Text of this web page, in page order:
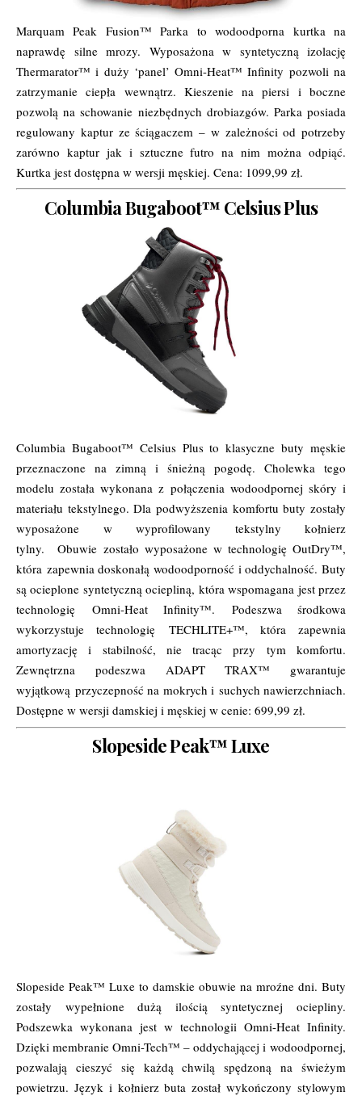
Marquam Peak Fusion™ Parka to wodoodporna kurtka na
naprawdę silne mrozy. Wyposażona w syntetyczną izolację
Thermarator™ i duży ‘panel’ Omni-Heat™ Infinity pozwoli na
zatrzymanie ciepła wewnątrz. Kieszenie na piersi i boczne
pozwolą na schowanie niezbędnych drobiazgów. Parka posiada
regulowany kaptur ze ściągaczem – w zależności od potrzeby
zarówno kaptur jak i sztuczne futro na nim można odpiąć.
Kurtka jest dostępna w wersji męskiej. Cena: 1099,99 zł.
Columbia Bugaboot™ Celsius Plus
Columbia Bugaboot™ Celsius Plus to klasyczne buty męskie
przeznaczone na zimną i śnieżną pogodę. Cholewka tego
modelu została wykonana z połączenia wodoodpornej skóry i
materiału tekstylnego. Dla podwyższenia komfortu buty zostały
wyposażone w wyprofilowany tekstylny kołnierz
tylny. Obuwie zostało wyposażone w technologię OutDry™,
która zapewnia doskonałą wodoodporność i oddychalność. Buty
są ocieplone syntetyczną ociepliną, która wspomagana jest przez
technologię Omni-Heat Infinity™. Podeszwa środkowa
wykorzystuje technologię TECHLITE+™, która zapewnia
amortyzację i stabilność, nie tracąc przy tym komfortu.
Zewnętrzna podeszwa ADAPT TRAX™ gwarantuje
wyjątkową przyczepność na mokrych i suchych nawierzchniach.
Dostępne w wersji damskiej i męskiej w cenie: 699,99 zł.
Slopeside Peak™ Luxe
Slopeside Peak™ Luxe to damskie obuwie na mroźne dni. Buty
zostały wypełnione dużą ilością syntetycznej ociepliny.
Podszewka wykonana jest w technologii Omni-Heat Infinity.
Dzięki membranie Omni-Tech™ – oddychającej i wodoodpornej,
pozwalają cieszyć się każdą chwilą spędzoną na świeżym
powietrzu. Język i kołnierz buta został wykończony stylowym